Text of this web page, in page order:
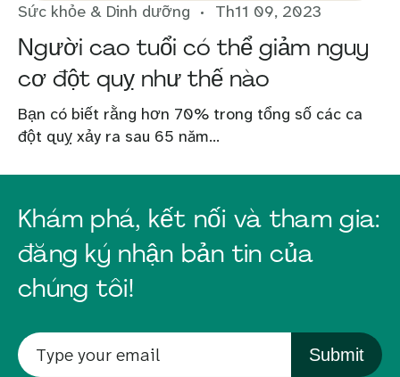
Sức khỏe & Dinh dưỡng Th11 09, 2023
Người cao tuổi có thể giảm nguy
cơ đột quỵ như thế nào
Bạn có biết rằng hơn 70% trong tổng số các ca
đột quỵ xảy ra sau 65 năm...
Khám phá, kết nối và tham gia:
đăng ký nhận bản tin của
chúng tôi!
Submit